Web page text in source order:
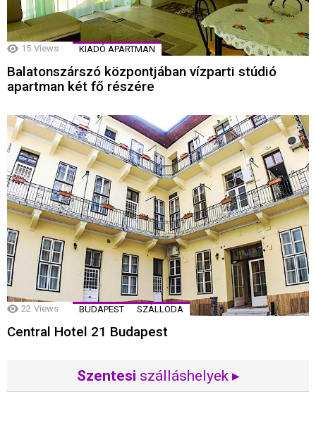
15 Views KIADÓ APARTMAN
Balatonszárszó központjában vízparti stúdió
apartman két fő részére
22 Views BUDAPEST SZÁLLODA
Central Hotel 21 Budapest
Szentesi szálláshelyek ▸